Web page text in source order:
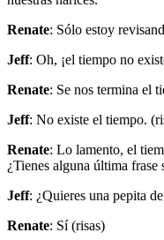
Renate: Sólo estoy
Jeff: Oh, ¡el tiempo no
Renate: Se nos termina el
Jeff: No existe el tiempo.
Renate: Lo lamento, el
¿Tienes alguna última frase
Jeff: ¿Quieres una pepita
Renate: Sí (risas)